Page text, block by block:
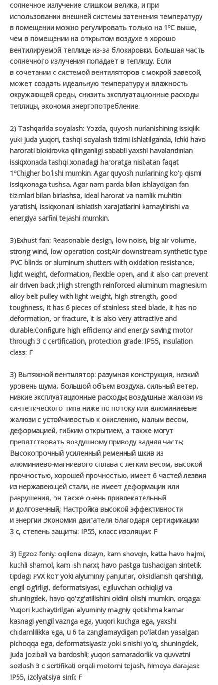
солнечное излучение слишком велика, и при
использовании внешней системы затенения температуру
в помещении можно регулировать только на 1ºС выше,
чем в помещении на открытом воздухе в хорошо
вентилируемой теплице из-за блокировки. Большая часть
солнечного излучения попадает в теплицу. Если
в сочетании с системой вентиляторов с мокрой завесой,
может создать идеальную температуру и влажность
окружающей среды, снизить эксплуатационные расходы
теплицы, экономя энергопотребление.
2) Tashqarida soyalash: Yozda, quyosh nurlanishining issiqlik
yuki juda yuqori, tashqi soyalash tizimi ishlatilganda, ichki havo
harorati blokirovka qilinganligi sababli yaxshi havalandırılan
issiqxonada tashqi xonadagi haroratga nisbatan faqat
1ºChigher bo'lishi mumkin. Agar quyosh nurlarining ko'p qismi
issiqxonaga tushsa. Agar nam parda bilan ishlaydigan fan
tizimlari bilan birlashsa, ideal harorat va namlik muhitini
yaratishi, issiqxonani ishlatish xarajatlarini kamaytirishi va
energiya sarfini tejashi mumkin.
3)Exhust fan: Reasonable design, low noise, big air volume,
strong wind, low operation cost;Air downstream synthetic type
PVC blinds or aluminum shutters with oxidation resistance,
light weight, deformation, flexible open, and it also can prevent
air driven back ;High strength reinforced aluminum magnesium
alloy belt pulley with light weight, high strength, good
toughness, it has 6 pieces of stainless steel blade, it has no
deformation, or fracture, it is also very attractive and
durable;Configure high efficiency and energy saving motor
through 3 c certification, protection grade: IP55, insulation
class: F
3) Вытяжной вентилятор: разумная конструкция, низкий
уровень шума, большой объем воздуха, сильный ветер,
низкие эксплуатационные расходы; воздушные жалюзи из
синтетического типа ниже по потоку или алюминиевые
жалюзи с устойчивостью к окислению, малым весом,
деформацией, гибким открытием, а также могут
препятствовать воздушному приводу задняя часть;
Высокопрочный усиленный ременный шкив из
алюминиево-магниевого сплава с легким весом, высокой
прочностью, хорошей прочностью, имеет 6 частей лезвия
из нержавеющей стали, не имеет деформации или
разрушения, он также очень привлекательный
и долговечный; Настройка высокой эффективности
и энергии Экономия двигателя благодаря сертификации
3 c, степень защиты: IP55, класс изоляции: F
3) Egzoz foniy: oqilona dizayn, kam shovqin, katta havo hajmi,
kuchli shamol, kam ish narxi; havo pastga tushadigan sintetik
tipdagi PVX ko'r yoki alyuminiy panjurlar, oksidlanish qarshiligi,
engil og'irligi, deformatsiyasi, egiluvchan ochiqligi va
shuningdek, havo qo'zg'atilishini oldini olishi mumkin. orqaga;
Yuqori kuchaytirilgan alyuminiy magniy qotishma kamar
kasnagi yengil vaznga ega, yuqori kuchga ega, yaxshi
chidamlilikka ega, u 6 ta zanglamaydigan po'latdan yasalgan
pichoqqa ega, deformatsiyasiz yoki sinishi yo'q, shuningdek,
juda jozibali va bardoshli; yuqori samaradorlik va quvvatni
sozlash 3 c sertifikati orqali motorni tejash, himoya darajasi:
IP55, izolyatsiya sinfi: F